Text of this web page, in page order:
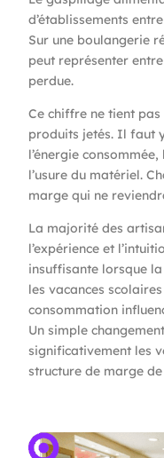
d’établissements
Sur une boulangerie
peut représenter
perdue.
Ce chiffre ne tient
produits jetés. Il faut
l’énergie
l’usure du matériel.
marge qui ne
La majorité des
l’expérience et
insuffisante lorsque
les vacances
consommation
Un simple
significativement les
structure de marge